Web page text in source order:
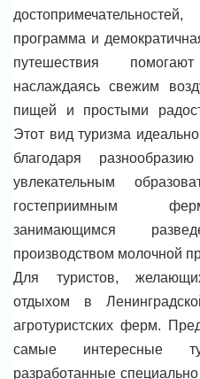
программа и
путешествия
наслаждаясь свежим
пищей и простыми
Этот вид туризма
благодаря
увлекательным
гостеприимным
занимающимся
производством молочной
Для туристов,
отдыхом в
агротуристских ферм.
самые интересные
разработанные